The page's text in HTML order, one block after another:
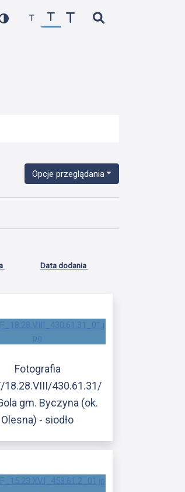
Opcje przeglądania
Data dodania
Fotografia
18.28.VIII/430.61.31/
gm. Byczyna (ok.
Olesna) - siodło